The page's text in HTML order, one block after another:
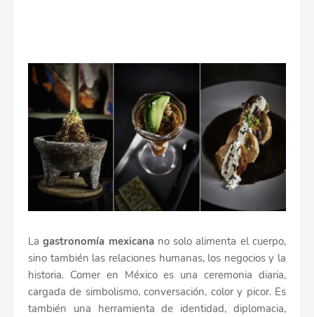
Lagastronomía mexicanano solo alimenta el cuerpo,
sino también las relaciones humanas, los negocios y la
historia. Comer en México es una ceremonia diaria,
cargada de simbolismo, conversación, color y picor. Es
también una herramienta de identidad, diplomacia,